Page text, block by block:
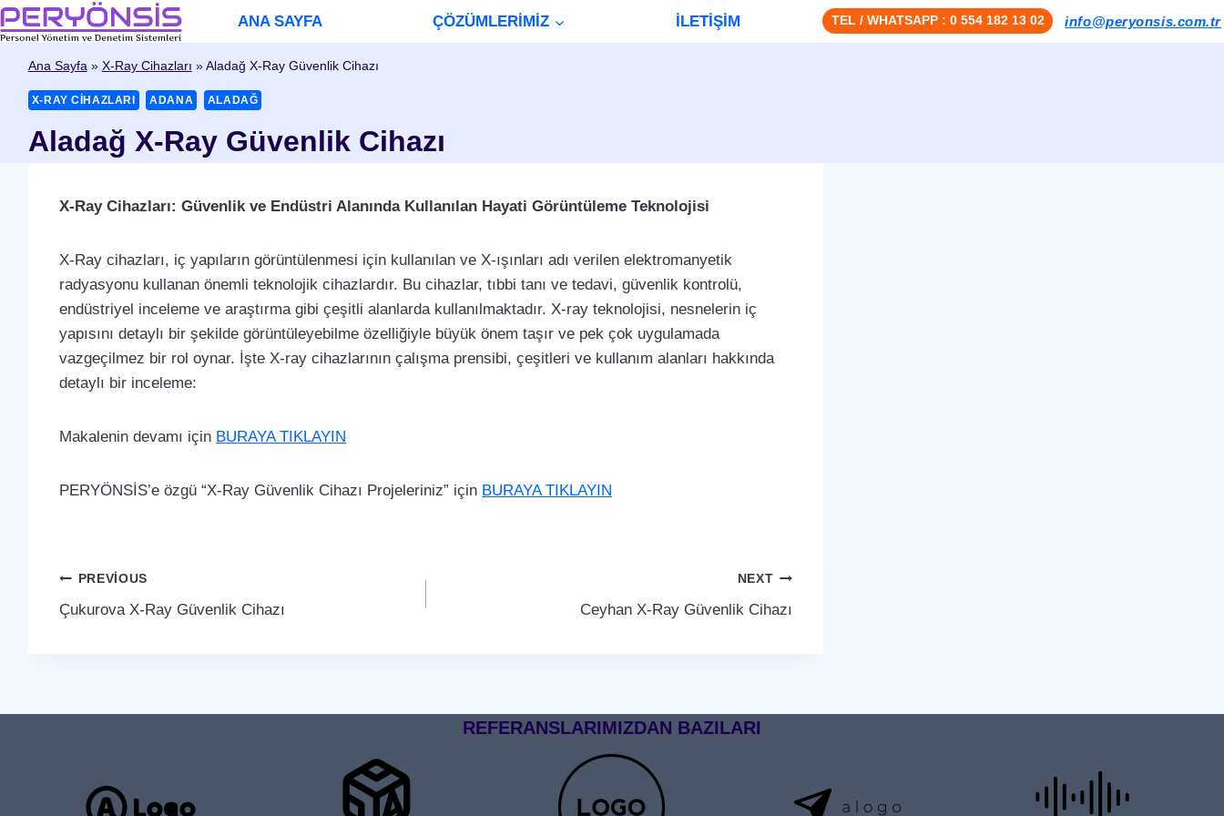
Skip
to
content
ANA SAYFA ÇÖZÜMLERİMİZ İLETİŞİM TEL / WHATSAPP : 0 554 182 13 02 info@peryonsis.com.tr
Ana Sayfa» X-Ray Cihazları »Aladağ X-Ray Güvenlik Cihazı
X-RAY CIHAZLARI ADANA ALADAĞ
Aladağ X-Ray Güvenlik Cihazı
X-Ray Cihazları: Güvenlik ve Endüstri Alanında Kullanılan Hayati Görüntüleme Teknolojisi
X-Ray cihazları, iç yapıların görüntülenmesi için kullanılan ve X-ışınları adı verilen elektromanyetik
radyasyonu kullanan önemli teknolojik cihazlardır. Bu cihazlar, tıbbi tanı ve tedavi, güvenlik kontrolü,
endüstriyel inceleme ve araştırma gibi çeşitli alanlarda kullanılmaktadır. X-ray teknolojisi, nesnelerin iç
yapısını detaylı bir şekilde görüntüleyebilme özelliğiyle büyük önem taşır ve pek çok uygulamada
vazgeçilmez bir rol oynar. İşte X-ray cihazlarının çalışma prensibi, çeşitleri ve kullanım alanları hakkında
detaylı bir inceleme:
Makalenin devamı için BURAYA TIKLAYIN
PERYÖNSİS’e özgü “X-Ray Güvenlik Cihazı Projeleriniz” için BURAYA TIKLAYIN
Yazı
gezinmesi
PREVIOUS
Çukurova X-Ray Güvenlik Cihazı
NEXT
Ceyhan X-Ray Güvenlik Cihazı
REFERANSLARIMIZDAN BAZILARI